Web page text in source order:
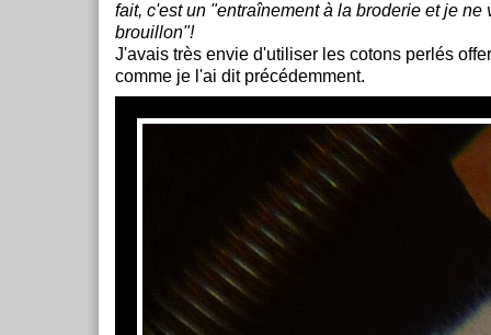
fait, c'est un "entraînement à la broderie et je ne
brouillon"!
J'avais très envie d'utiliser les cotons perlés
comme je l'ai dit précédemment.